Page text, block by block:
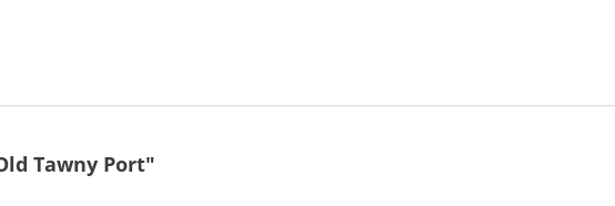
Tawny Port"